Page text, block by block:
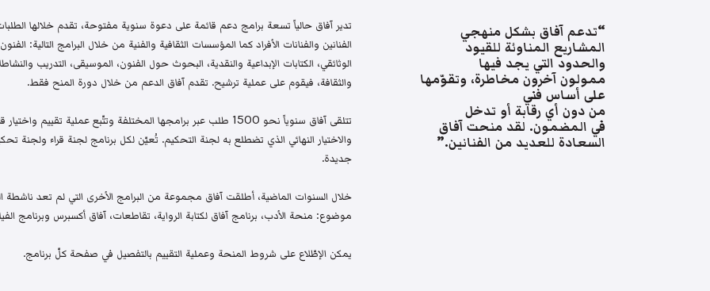
“تدعم آفاق بشكل منهجي
المشاريع المناوئة للقيود
والحدود التي يجد فيها
ممولون آخرون مخاطرة، وتقوّمها
على أساس فني
من دون أي رقابة أو تدخل
في المضمون. لقد منحت آفاق
السعادة للعديد من الفنانين.”
تدير آفاق حالياً تسعة برامج دعم قائمة على دعوة سنوية مفتوحة، تقدم خلالها
الفنانين والفنانات الأفراد كما المؤسسات الثقافية والفنية من خلال البرامج التالية:
الوثائقي، الكتابات الإبداعية والنقدية، البحوث حول الفنون، الموسيقى، التدريب
والثقافة، فيقوم على عملية ترشيح. تقدم آفاق الدعم من خلال دورة المنح فقط.
تتلقى آفاق سنوياً نحو 1500 طلب عبر برامجها المختلفة وتتّبع عملية
والاختيار النهائي الذي تضطلع به لجنة التحكيم. تُعيّن لكل برنامج لجنة قراء
جديدة.
خلال السنوات الماضية، أطلقت آفاق مجموعة من البرامج الأخرى التي لم تعد ناشطة
موضوع: منحة الأدب، برنامج آفاق لكتابة الرواية، تقاطعات، آفاق أكسبرس وبرنامج
يمكن الإطّلاع على شروط المنحة وعملية التقييم بالتفصيل في صفحة كلّ برنامج.